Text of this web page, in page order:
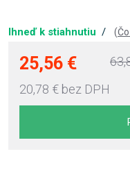
Ihneď k stiahnutiu / (
25,56 €
20,78 € bez DPH